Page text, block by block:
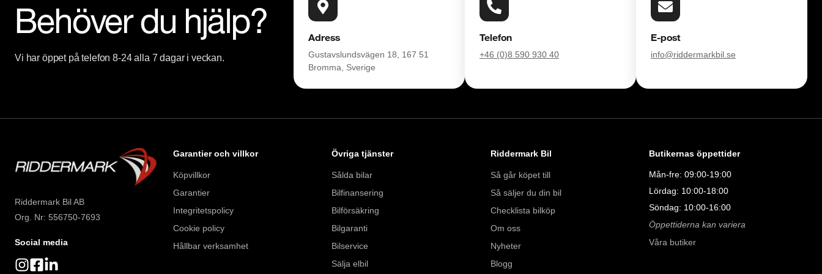
Välkomna!
Behöver du hjälp?
Vi har öppet på telefon 8-24 alla 7 dagar i veckan.
Adress
Gustavslundsvägen 18, 167 51
Bromma, Sverige
Telefon
+46 (0)8 590 930 40
E-post
info@riddermarkbil.se
Riddermark Bil AB
Org. Nr: 556750-7693
Social media
Garantier och villkor
Köpvillkor
Garantier
Integritetspolicy
Cookie policy
Hållbar verksamhet
Övriga tjänster
Sålda bilar
Bilfinansering
Bilförsäkring
Bilgaranti
Bilservice
Sälja elbil
Riddermark Bil
Så går köpet till
Så säljer du din bil
Checklista bilköp
Om oss
Nyheter
Blogg
Butikernas öppettider
Mån-fre: 09:00-19:00
Lördag: 10:00-18:00
Söndag: 10:00-16:00
Öppettiderna kan variera
Våra butiker